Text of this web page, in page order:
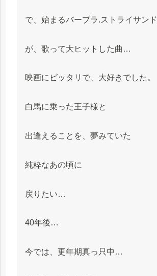
で、始まるバーブラ.ストライサンド
が、歌って大ヒットした曲…
映画にピッタリで、大好きでした。
白馬に乗った王子様と
出逢えることを、夢みていた
純粋なあの頃に
戻りたい…
40年後…
今では、更年期真っ只中…